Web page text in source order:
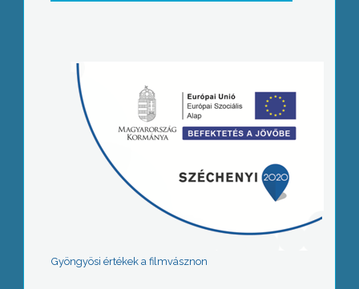
Gyöngyösi értékek a filmvásznon